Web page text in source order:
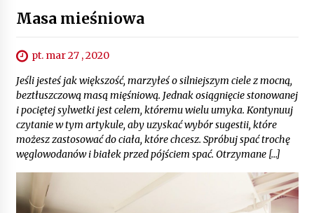
Masa mieśniowa
pt. mar 27 , 2020
Jeśli jesteś jak większość, marzyłeś o silniejszym ciele z mocną,
beztłuszczową masą mięśniową. Jednak osiągnięcie stonowanej
i pociętej sylwetki jest celem, któremu wielu umyka. Kontynuuj
czytanie w tym artykule, aby uzyskać wybór sugestii, które
możesz zastosować do ciała, które chcesz. Spróbuj spać trochę
węglowodanów i białek przed pójściem spać. Otrzymane […]